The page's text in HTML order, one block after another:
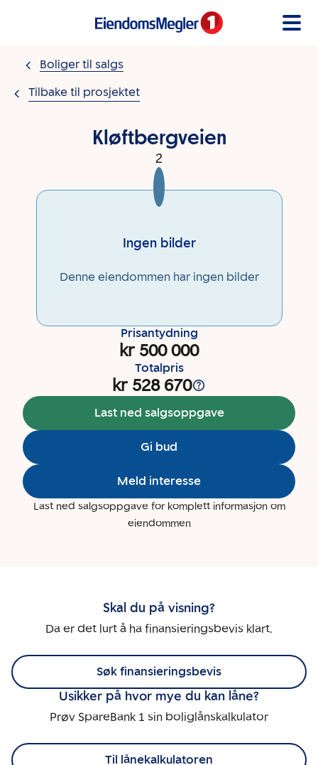
Boliger til salgs
Tilbake til prosjektet
Kløftbergveien
2
Ingen bilder
Denne eiendommen har ingen bilder
Prisantydning
kr 500 000
Totalpris
kr 528 670
Last ned salgsoppgave
Gi bud
Meld interesse
Last ned salgsoppgave for komplett informasjon om
eiendommen
Skal du på visning?
Da er det lurt å ha finansieringsbevis klart.
Søk finansieringsbevis
Usikker på hvor mye du kan låne?
Prøv SpareBank 1 sin boliglånskalkulator
Til lånekalkulatoren